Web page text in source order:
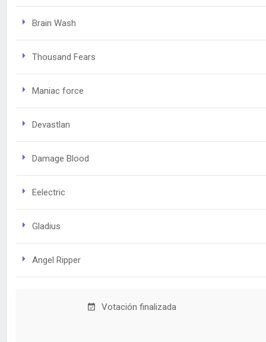
Brain Wash
Thousand Fears
Maniac force
Devastlan
Damage Blood
Eelectric
Gladius
Angel Ripper
Votación finalizada